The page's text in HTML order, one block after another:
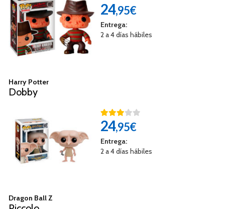
24,95€
Entrega:
2 a 4 días hábiles
Harry Potter
Dobby
24,95€
Entrega:
2 a 4 días hábiles
Dragon Ball Z